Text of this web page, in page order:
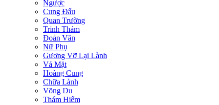
Ngược
Cung Đấu
Quan Trường
Trinh Thám
Đoản Văn
Nữ Phụ
Gương Vỡ Lại Lành
Vả Mặt
Hoàng Cung
Chữa Lành
Võng Du
Thám Hiểm